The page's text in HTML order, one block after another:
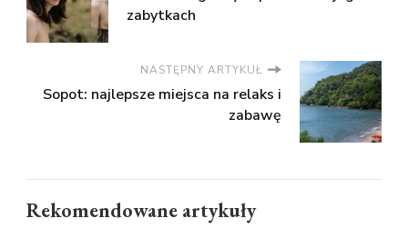
zabytkach
NASTĘPNY ARTYKUŁ
Sopot: najlepsze miejsca na relaks i
zabawę
Rekomendowane artykuły